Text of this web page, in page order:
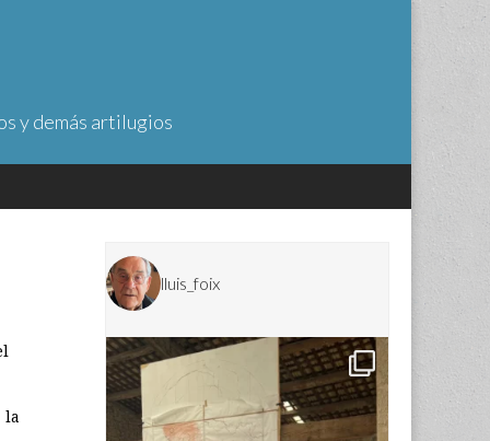
y demás artilugios
la
lluis_foix